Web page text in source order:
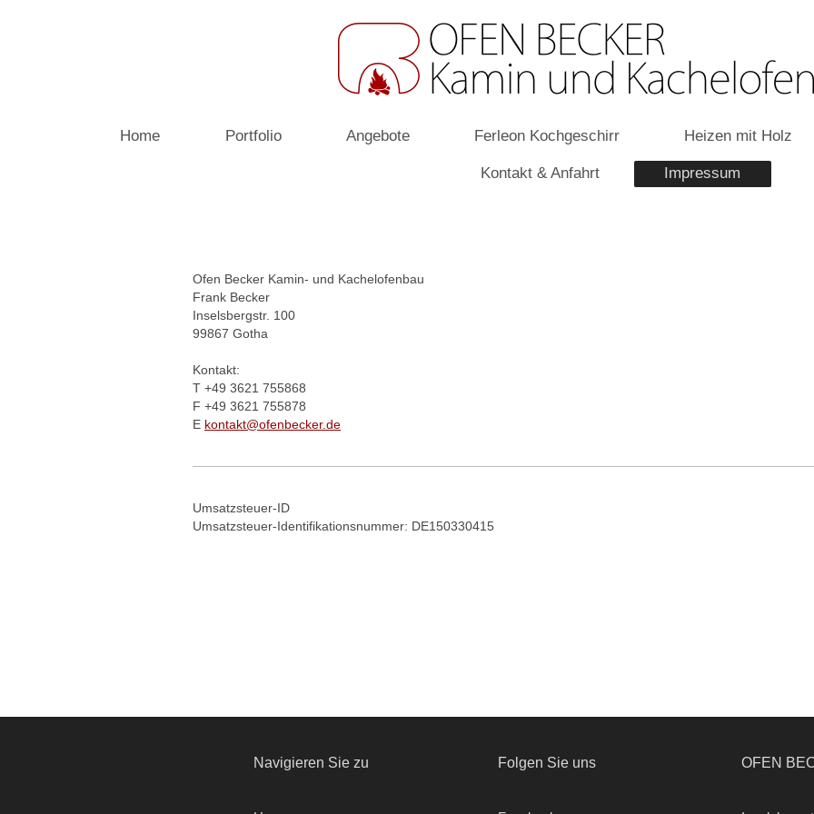
Home Portfolio Angebote Ferleon Kochgeschirr Heizen mit Holz
Kontakt & Anfahrt Impressum
Ofen Becker Kamin- und Kachelofenbau
Frank Becker
Inselsbergstr. 100
99867 Gotha
Kontakt:
T +49 3621 755868
F +49 3621 755878
E kontakt@ofenbecker.de
Umsatzsteuer-ID
Umsatzsteuer-Identifikationsnummer: DE150330415
Navigieren Sie zu Folgen Sie uns OFEN